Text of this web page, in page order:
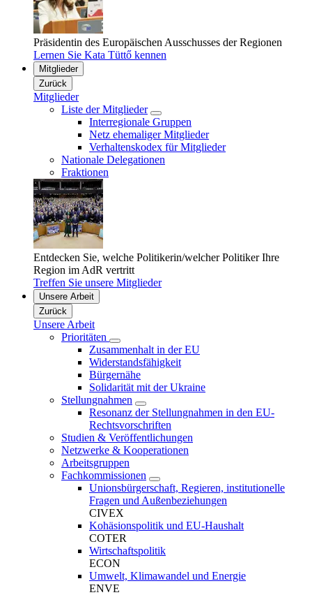
Präsidentin des Europäischen Ausschusses der Regionen
Lernen Sie Kata Tüttő kennen
Mitglieder
Zurück
Mitglieder
Liste der Mitglieder
Interregionale Gruppen
Netz ehemaliger Mitglieder
Verhaltenskodex für Mitglieder
Nationale Delegationen
Fraktionen
Entdecken Sie, welche Politikerin/welcher Politiker Ihre
Region im AdR vertritt
Treffen Sie unsere Mitglieder
Unsere Arbeit
Zurück
Unsere Arbeit
Prioritäten
Zusammenhalt in der EU
Widerstandsfähigkeit
Bürgernähe
Solidarität mit der Ukraine
Stellungnahmen
Resonanz der Stellungnahmen in den EU-
Rechtsvorschriften
Studien & Veröffentlichungen
Netzwerke & Kooperationen
Arbeitsgruppen
Fachkommissionen
Unionsbürgerschaft, Regieren, institutionelle
Fragen und Außenbeziehungen
CIVEX
Kohäsionspolitik und EU-Haushalt
COTER
Wirtschaftspolitik
ECON
Umwelt, Klimawandel und Energie
ENVE